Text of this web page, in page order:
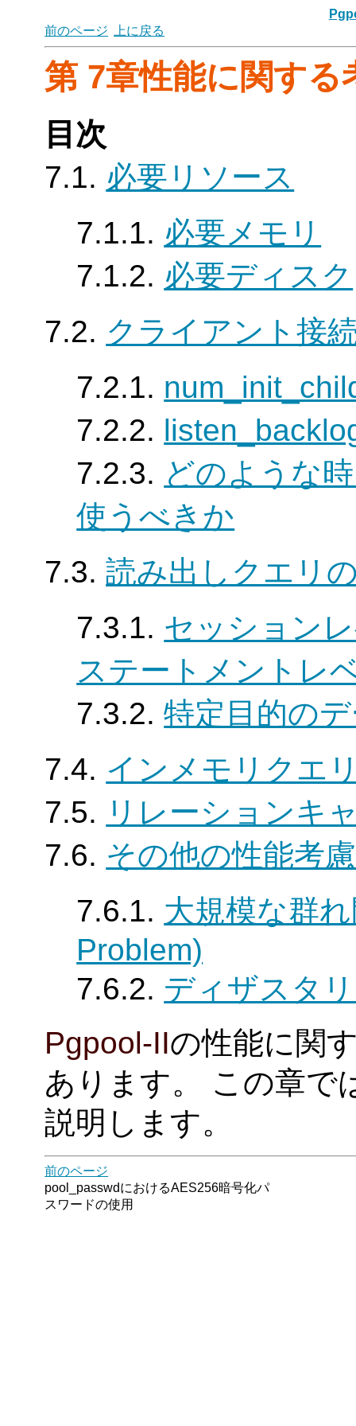
前のページ
上に戻る
第 7章性能に関する
目次
7.1. 必要リソース
7.1.1. 必要メモリ
7.1.2. 必要ディスク
7.2. クライアント接
7.2.1.
7.2.2.
7.2.3. どのような
使うべきか
7.3.読み出しクエリ
7.3.1. セッション
ステートメントレ
7.3.2.特定目的の
7.4. インメモリクエ
7.5. リレーションキ
7.6. その他の性能考
7.6.1. 大規模な群
Problem)
7.6.2. ディザスタ
Pgpool-IIの性能に関
あります。 この章で
説明します。
前のページ
pool_passwdにおけるAES256暗号化パ
スワードの使用